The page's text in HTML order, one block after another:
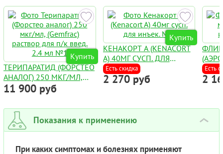
Купить
ТЕРИПАРАТИД (ФОРСТЕО
АНАЛОГ) 250 МКГ/МЛ,
(GEMFRAC) РАСТВОР ДЛЯ
П/К ВВЕД. 2.4 МЛ №1
11 900 руб
Купить
КЕНАКОРТ А (KENACORT
A) 40МГ СУСП. ДЛЯ
ИНЪЕК. №1
Есть скидка
2 270 руб
120
Есть
2
Показания к применению ›
При каких симптомах и болезнях применяют